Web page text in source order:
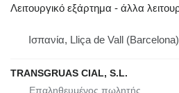
Λειτουργικό εξάρτημα - άλλα
Ισπανία, Lliça de Vall
TRANSGRUAS CIAL, S.L.